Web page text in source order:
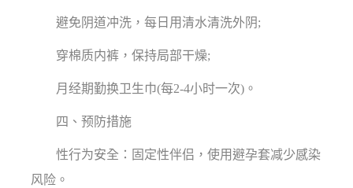
避免阴道冲洗，每日用清水清洗外阴;
穿棉质内裤，保持局部干燥;
月经期勤换卫生巾(每2-4小时一次)。
四、预防措施
性行为安全：固定性伴侣，使用避孕套减少感染
风险。